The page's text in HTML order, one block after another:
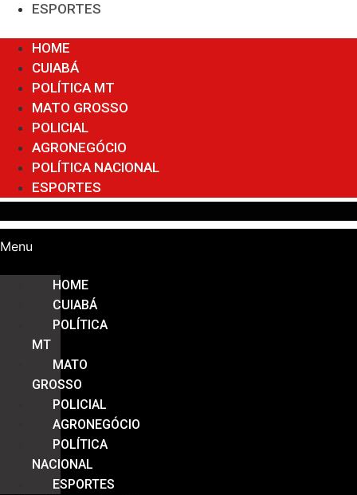
ESPORTES
HOME
CUIABÁ
POLÍTICA MT
MATO GROSSO
POLICIAL
AGRONEGÓCIO
POLÍTICA NACIONAL
ESPORTES
Menu
HOME
CUIABÁ
POLÍTICA
MT
MATO
GROSSO
POLICIAL
AGRONEGÓCIO
POLÍTICA
NACIONAL
ESPORTES